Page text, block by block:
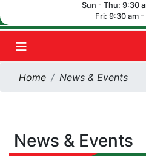
Sun - Thu: 9:30
Fri: 9:30 am
Home News & Events
News & Events